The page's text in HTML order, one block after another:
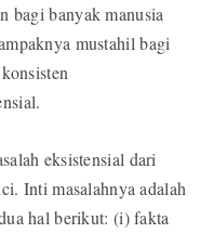
bagi banyak manusia
mustahil bagi
eksistensial dari
Inti masalahnya adalah
hal berikut: (i) fakta